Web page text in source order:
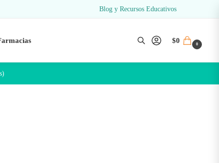
Blog y Recursos Educativos
$0 0